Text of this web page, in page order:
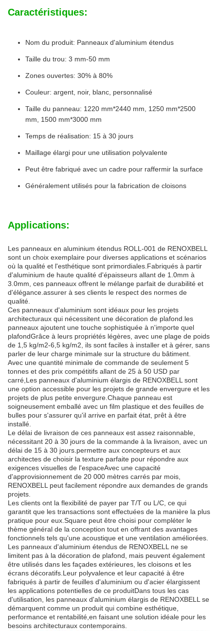
Caractéristiques:
Nom du produit: Panneaux d'aluminium étendus
Taille du trou: 3 mm-50 mm
Zones ouvertes: 30% à 80%
Couleur: argent, noir, blanc, personnalisé
Taille du panneau: 1220 mm*2440 mm, 1250 mm*2500
mm, 1500 mm*3000 mm
Temps de réalisation: 15 à 30 jours
Maillage élargi pour une utilisation polyvalente
Peut être fabriqué avec un cadre pour raffermir la surface
Généralement utilisés pour la fabrication de cloisons
Applications:
Les panneaux en aluminium étendus ROLL-001 de RENOXBELL
sont un choix exemplaire pour diverses applications et scénarios
où la qualité et l'esthétique sont primordiales.Fabriqués à partir
d'aluminium de haute qualité d'épaisseurs allant de 1.0mm à
3.0mm, ces panneaux offrent le mélange parfait de durabilité et
d'élégance.assurer à ses clients le respect des normes de
qualité.
Ces panneaux d'aluminium sont idéaux pour les projets
architecturaux qui nécessitent une décoration de plafond.les
panneaux ajoutent une touche sophistiquée à n'importe quel
plafondGrâce à leurs propriétés légères, avec une plage de poids
de 1,5 kg/m2-6,5 kg/m2, ils sont faciles à installer et à gérer, sans
parler de leur charge minimale sur la structure du bâtiment.
Avec une quantité minimale de commande de seulement 5
tonnes et des prix compétitifs allant de 25 à 50 USD par
carré,Les panneaux d'aluminium élargis de RENOXBELL sont
une option accessible pour les projets de grande envergure et les
projets de plus petite envergure.Chaque panneau est
soigneusement emballé avec un film plastique et des feuilles de
bulles pour s'assurer qu'il arrive en parfait état, prêt à être
installé.
Le délai de livraison de ces panneaux est assez raisonnable,
nécessitant 20 à 30 jours de la commande à la livraison, avec un
délai de 15 à 30 jours.permettre aux concepteurs et aux
architectes de choisir la texture parfaite pour répondre aux
exigences visuelles de l'espaceAvec une capacité
d'approvisionnement de 20 000 mètres carrés par mois,
RENOXBELL peut facilement répondre aux demandes de grands
projets.
Les clients ont la flexibilité de payer par T/T ou L/C, ce qui
garantit que les transactions sont effectuées de la manière la plus
pratique pour eux.Square peut être choisi pour compléter le
thème général de la conception tout en offrant des avantages
fonctionnels tels qu'une acoustique et une ventilation améliorées.
Les panneaux d'aluminium étendus de RENOXBELL ne se
limitent pas à la décoration de plafond, mais peuvent également
être utilisés dans les façades extérieures, les cloisons et les
écrans décoratifs.Leur polyvalence et leur capacité à être
fabriqués à partir de feuilles d'aluminium ou d'acier élargissent
les applications potentielles de ce produitDans tous les cas
d'utilisation, les panneaux d'aluminium élargis de RENOXBELL se
démarquent comme un produit qui combine esthétique,
performance et rentabilité,en faisant une solution idéale pour les
besoins architecturaux contemporains.